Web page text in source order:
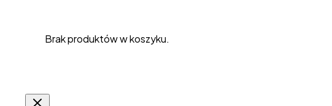
Brak produktów w koszyku.